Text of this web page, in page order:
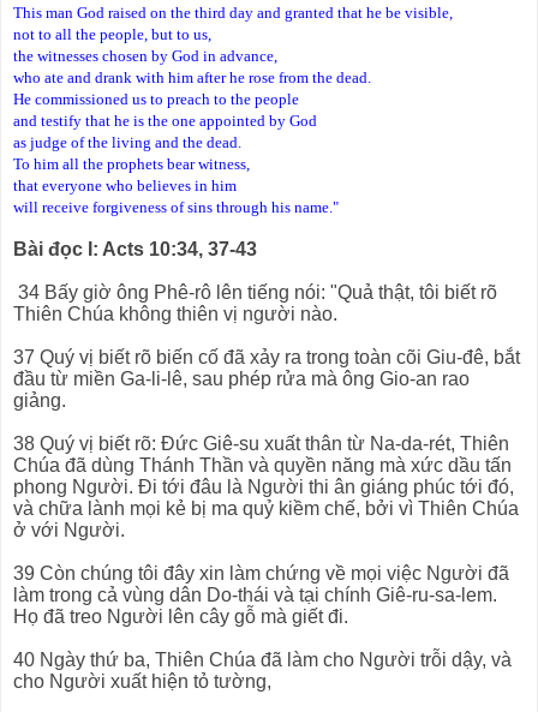
This man God raised on the third day and granted that he be visible,
not to all the people, but to us,
the witnesses chosen by God in advance,
who ate and drank with him after he rose from the dead.
He commissioned us to preach to the people
and testify that he is the one appointed by God
as judge of the living and the dead.
To him all the prophets bear witness,
that everyone who believes in him
will receive forgiveness of sins through his name."
Bài đọc I: Acts 10:34, 37-43
34 Bấy giờ ông Phê-rô lên tiếng nói: "Quả thật, tôi biết rõ
Thiên Chúa không thiên vị người nào.
37 Quý vị biết rõ biến cố đã xảy ra trong toàn cõi Giu-đê, bắt
đầu từ miền Ga-li-lê, sau phép rửa mà ông Gio-an rao
giảng.
38 Quý vị biết rõ: Đức Giê-su xuất thân từ Na-da-rét, Thiên
Chúa đã dùng Thánh Thần và quyền năng mà xức dầu tấn
phong Người. Đi tới đâu là Người thi ân giáng phúc tới đó,
và chữa lành mọi kẻ bị ma quỷ kiềm chế, bởi vì Thiên Chúa
ở với Người.
39 Còn chúng tôi đây xin làm chứng về mọi việc Người đã
làm trong cả vùng dân Do-thái và tại chính Giê-ru-sa-lem.
Họ đã treo Người lên cây gỗ mà giết đi.
40 Ngày thứ ba, Thiên Chúa đã làm cho Người trỗi dậy, và
cho Người xuất hiện tỏ tường,